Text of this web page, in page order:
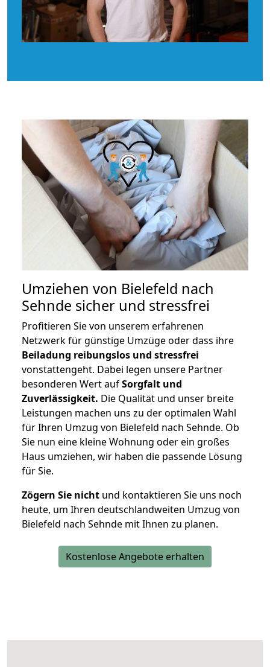
Umziehen von Bielefeld nach
Sehnde sicher und stressfrei
Profitieren Sie von unserem erfahrenen
Netzwerk für günstige Umzüge oder dass ihre
Beiladung reibungslos und stressfrei
vonstattengeht. Dabei legen unsere Partner
besonderen Wert aufSorgfalt und
Zuverlässigkeit. Die Qualität und unser breite
Leistungen machen uns zu der optimalen Wahl
für Ihren Umzug von Bielefeld nach Sehnde. Ob
Sie nun eine kleine Wohnung oder ein großes
Haus umziehen, wir haben die passende Lösung
für Sie.
Zögern Sie nicht und kontaktieren Sie uns noch
heute, um Ihren deutschlandweiten Umzug von
Bielefeld nach Sehnde mit Ihnen zu planen.
Kostenlose Angebote erhalten